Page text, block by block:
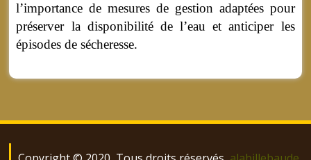
l’importance de mesures de gestion adaptées pour
préserver la disponibilité de l’eau et anticiper les
épisodes de sécheresse.